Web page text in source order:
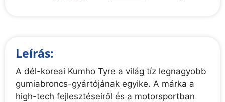
Leírás:
A dél-koreai Kumho Tyre a világ tíz legnagyobb
gumiabroncs-gyártójának egyike. A márka a
high-tech fejlesztéseiről és a motorsportban